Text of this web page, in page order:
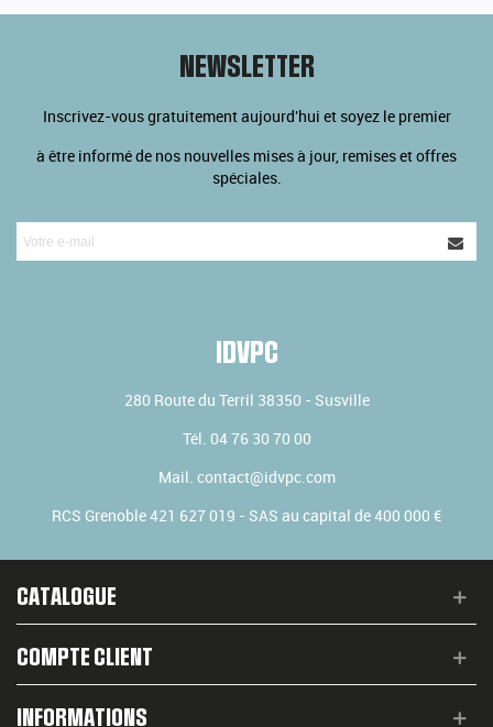
NEWSLETTER
Inscrivez-vous gratuitement aujourd'hui et soyez le premier
à être informé de nos nouvelles mises à jour, remises et offres
spéciales.
IDVPC
280 Route du Terril 38350 - Susville
Tél. 04 76 30 70 00
Mail. contact@idvpc.com
RCS Grenoble 421 627 019 - SAS au capital de 400 000 €
CATALOGUE
COMPTE CLIENT
INFORMATIONS